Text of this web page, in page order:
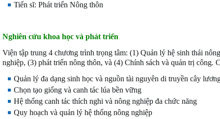
Tiến sĩ: Phát triển Nông thôn
Nghiên cứu khoa học và phát triển
Viện tập trung 4 chương trình trọng tâm: (1) Quản lý hệ sinh thái
nghiệp, (3) phát triển nông thôn, và (4) Chính sách và quản trị công.
Quản lý đa dạng sinh học và nguồn tài nguyên di truyền cây
Chọn tạo giống và canh tác lúa bền vững
Hệ thống canh tác thích nghi và nông nghiệp đa chức năng
Quy hoạch và quản lý hệ thống nông nghiệp